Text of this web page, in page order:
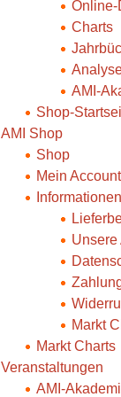
Online-
Charts
AMI-
Shop-
AMI Shop
Shop
Mein Account
Informationen
Unsere
Markt
Markt Charts
Veranstaltungen
AMI-